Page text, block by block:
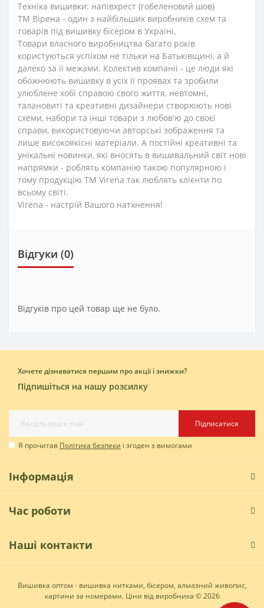
Техніка вишивки: напівхрест (гобеленовий шов)
ТМ Вірена - один з найбільших виробників схем та
товарів під вишивку бісером в Україні.
Товари власного виробництва багато років
користуються успіхом не тільки на Батьківщині, а й
далеко за її межами. Колектив компанії - це люди які
обожнюють вишивку в усіх її проявах та зробили
улюблене хобі справою свого життя, невтомні,
талановиті та креативні дизайнери створюють нові
схеми, набори та інші товари з любов'ю до своєї
справи, використовуючи авторські зображення та
лише високоякісні матеріали. А постійні креативні та
унікальні новинки, які вносять в вишивальний світ нові
напрямки - роблять компанію такою популярною і
тому продукцію TM Virena так люблять клієнти по
всьому світі.
Virena - настрій Вашого натхнення!
Відгуки (0)
Відгуків про цей товар ще не було.
Хочете дізнаватися першим про акції і знижки?
Підпишіться на нашу розсилку
Підписатися
Я прочитав Політика безпеки і згоден з вимогами
Інформація
Час роботи
Наші контакти
Вишивка оптом - вишивка нитками, бісером, алмазний живопис,
картини за номерами. Ціни від виробника © 2026